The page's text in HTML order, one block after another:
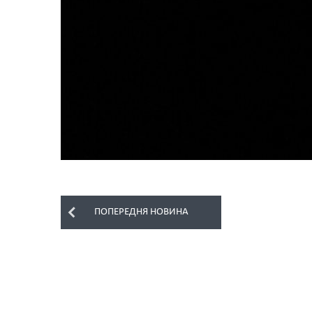
ПОПЕРЕДНЯ НОВИНА